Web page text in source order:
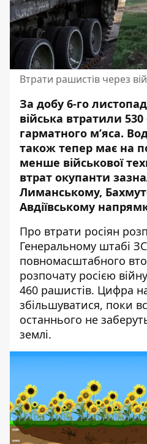
Втрати рашистів через
За добу 6-го
війська втратили
гарматного м’яса.
також тепер має на
менше військової
втрат окупанти
Лиманському,
Авдіївському
Про втрати росіян
Генеральному штабі
повномасштабного
розпочату росією
460 рашистів. Цифра
збільшуватися, поки
останнього не
землі.